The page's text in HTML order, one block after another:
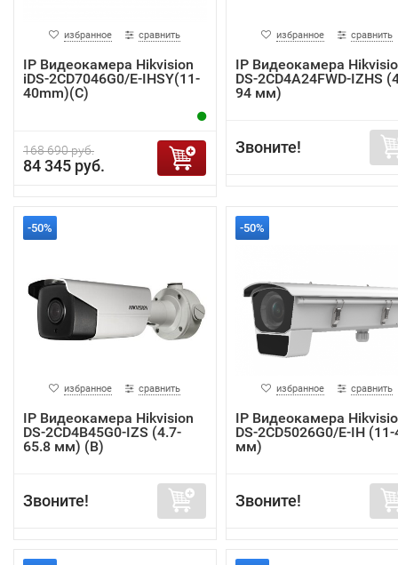
избранное сравнить
IP Видеокамера Hikvision
iDS-2CD7046G0/E-IHSY(11-
40mm)(C)
168 690 руб.
84 345 руб.
избранное сравнить
IP Видеокамера
DS-2CD4A24FWD-IZHS
94 мм)
Звоните!
-50%
избранное сравнить
IP Видеокамера Hikvision
DS-2CD4B45G0-IZS (4.7-
65.8 мм) (B)
Звоните!
-50%
избранное сравнить
IP Видеокамера
DS-2CD5026G0/E-IH (11-
мм)
Звоните!